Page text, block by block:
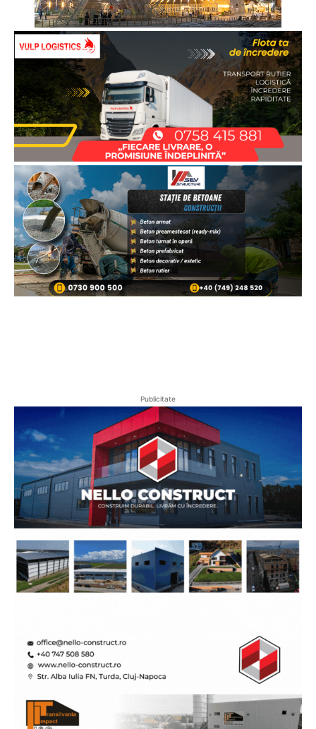
Publicitate